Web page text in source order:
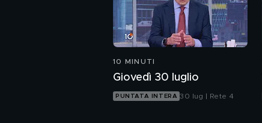
10 MINUTI
Giovedì 30 luglio
PUNTATA INTERA 30 lug | Rete 4